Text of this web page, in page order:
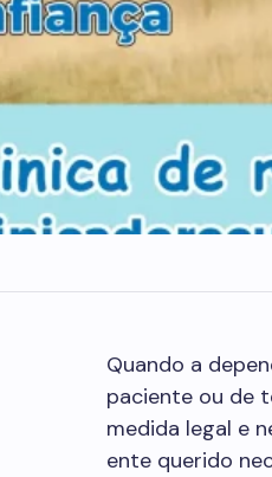
Quando a
paciente ou de
medida legal e
ente querido